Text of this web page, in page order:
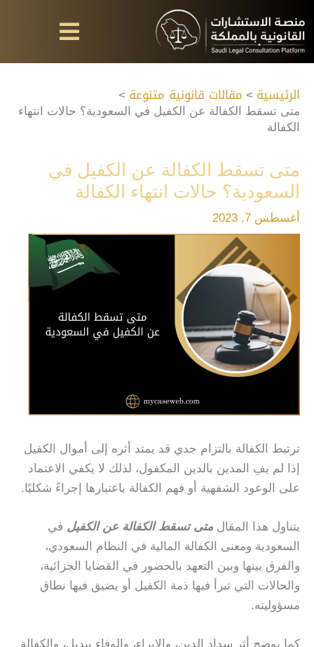
إلى
المحتوى
الرئيسية مقالات قانونية متنوعة
متى تسقط الكفالة عن الكفيل في السعودية؟ حالات انتهاء
الكفالة
متى تسقط الكفالة عن الكفيل في
السعودية؟ حالات انتهاء الكفالة
أغسطس 7, 2023
ترتبط الكفالة بالتزام جدي قد يمتد أثره إلى أموال الكفيل
إذا لم يفِ المدين بالدين المكفول، لذلك لا يكفي الاعتماد
على الوعود الشفهية أو فهم الكفالة باعتبارها إجراءً شكليًا.
يتناول هذا المقال متى تسقط الكفالة عن الكفيل في
السعودية ومعنى الكفالة المالية في النظام السعودي،
والفرق بينها وبين التعهد بالحضور في القضايا الجزائية،
والحالات التي تبرأ فيها ذمة الكفيل أو يضيق فيها نطاق
مسؤوليته.
كما يوضح أثر سداد الدين، والإبراء، والوفاء ببديل، والكفالة